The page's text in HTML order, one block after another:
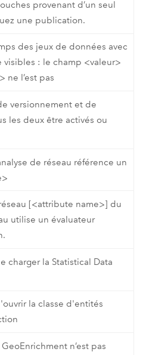
provenant d’un seul
une publication.
des jeux de données avec
: le champ <valeur>
ne l’est pas
versionnement et de
les deux être activés ou
de réseau référence un
[<attribute name>] du
utilise un évaluateur
charger la Statistical Data
la classe d'entités
n’est pas